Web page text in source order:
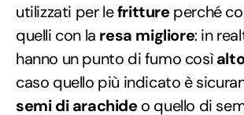
utilizzati per lefrittureperché
quelli con la resa migliore: in
hanno un punto di fumo così
caso quello più indicato è
semi di arachideo quello di